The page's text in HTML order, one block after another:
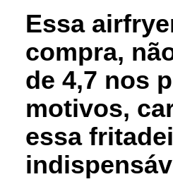
Essa
compra,
de 4,7 nos
motivos,
essa